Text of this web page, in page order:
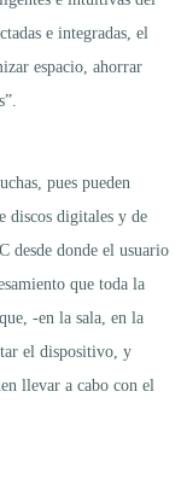
e integradas, el
espacio, ahorrar
pues pueden
discos digitales y de
desde donde el usuario
que toda la
-en la sala, en la
el dispositivo, y
llevar a cabo con el